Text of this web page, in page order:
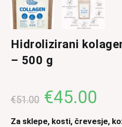
Hidrolizirani
– 500 g
€51.00
Izvirna
cena
je
€51.00.
€45.00
Za sklepe, kosti, črevesje,